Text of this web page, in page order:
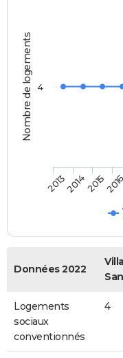
Nombre de logements
2013201420152016
4
Données 2022
Logements
sociaux
conventionnés
4